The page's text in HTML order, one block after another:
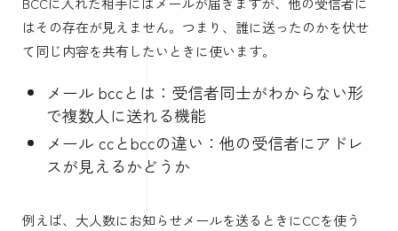
はその存在が見えません。つまり、誰に送ったのかを伏せ
て同じ内容を共有したいときに使います。
メール bccとは：受信者同士がわからない形
で複数人に送れる機能
メール ccとbccの違い：他の受信者にアドレ
スが見えるかどうか
例えば、大人数にお知らせメールを送るときにCCを使う